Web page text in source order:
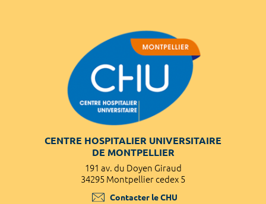
CENTRE HOSPITALIER UNIVERSITAIRE
DE MONTPELLIER
191 av. du Doyen Giraud
34295 Montpellier cedex 5
Contacter le CHU